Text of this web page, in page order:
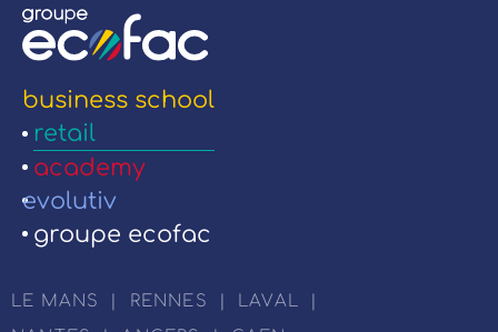
business school
retail
academy
evolutiv
groupe ecofac
LE MANS RENNES LAVAL